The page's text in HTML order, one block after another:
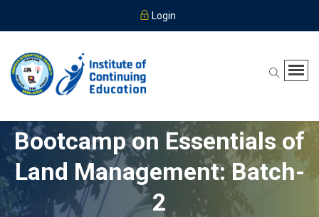
Login
Bootcamp on Essentials of
Land Management: Batch-
2